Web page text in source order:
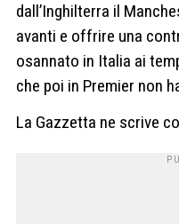
dall’Inghilterra il
avanti e offrire una
osannato in Italia ai
che poi in Premier non
La Gazzetta ne scrive